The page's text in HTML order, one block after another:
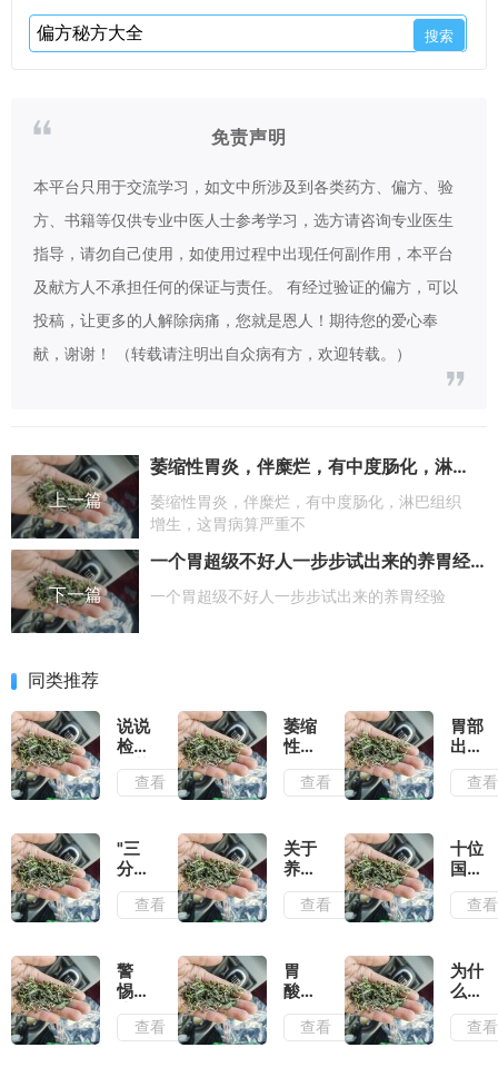
免责声明
本平台只用于交流学习，如文中所涉及到各类药方、偏方、验
方、书籍等仅供专业中医人士参考学习，选方请咨询专业医生
指导，请勿自己使用，如使用过程中出现任何副作用，本平台
及献方人不承担任何的保证与责任。 有经过验证的偏方，可以
投稿，让更多的人解除病痛，您就是恩人！期待您的爱心奉
献，谢谢！ （转载请注明出自众病有方，欢迎转载。）
上一篇
萎缩性胃炎，伴糜烂，有中度肠化，淋巴组织增生，这胃病算严重不
萎缩性胃炎，伴糜烂，有中度肠化，淋巴组织
增生，这胃病算严重不
下一篇
一个胃超级不好人一步步试出来的养胃经验
一个胃超级不好人一步步试出来的养胃经验
同类推荐
说说
检查
出萎
缩性
怎么
好的
查看
萎缩
性胃
炎患
者，
子真
的要
结束
查看
胃部
出现
哪些
症状
病了
啊？
查看
"三
分
治，
七分
养
胃，
这些
小妙
招要
查看
关于
养
胃，
这些
搞错
了
查看
十位
国医
大师
治疗
验方
查看
警
惕！
这6
种常
查看
胃
酸、
胃
痛、
查看
为什
么一
生气
就胃
查看